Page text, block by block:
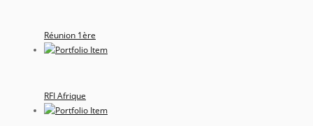
Réunion 1ère
RFI Afrique